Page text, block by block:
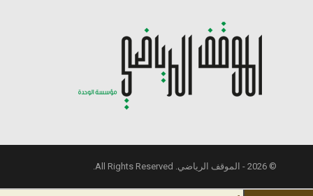
© 2026 - الموقف الرياضي. All Rights Reserved.